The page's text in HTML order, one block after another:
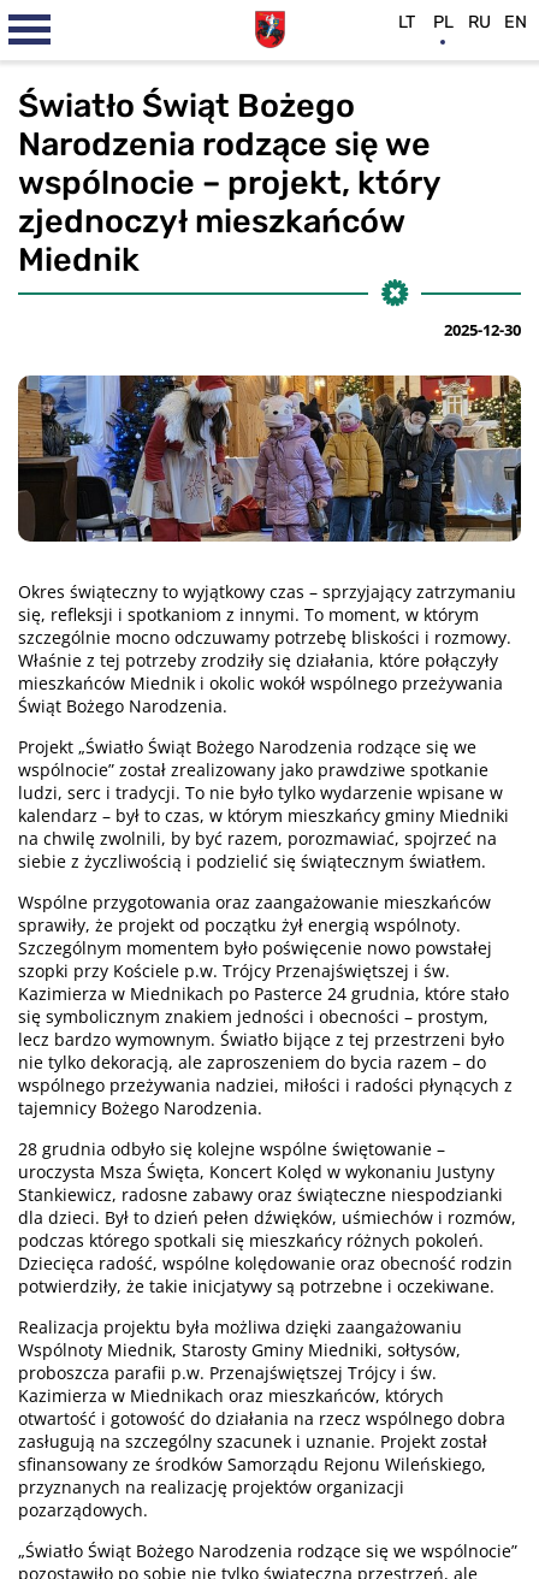
Światło Świąt Bożego
Narodzenia rodzące się we
wspólnocie – projekt, który
zjednoczył mieszkańców
Miednik
2025-12-30
Okres świąteczny to wyjątkowy czas – sprzyjający zatrzymaniu
się, refleksji i spotkaniom z innymi. To moment, w którym
szczególnie mocno odczuwamy potrzebę bliskości i rozmowy.
Właśnie z tej potrzeby zrodziły się działania, które połączyły
mieszkańców Miednik i okolic wokół wspólnego przeżywania
Świąt Bożego Narodzenia.
Projekt „Światło Świąt Bożego Narodzenia rodzące się we
wspólnocie” został zrealizowany jako prawdziwe spotkanie
ludzi, serc i tradycji. To nie było tylko wydarzenie wpisane w
kalendarz – był to czas, w którym mieszkańcy gminy Miedniki
na chwilę zwolnili, by być razem, porozmawiać, spojrzeć na
siebie z życzliwością i podzielić się świątecznym światłem.
Wspólne przygotowania oraz zaangażowanie mieszkańców
sprawiły, że projekt od początku żył energią wspólnoty.
Szczególnym momentem było poświęcenie nowo powstałej
szopki przy Kościele p.w. Trójcy Przenajświętszej i św.
Kazimierza w Miednikach po Pasterce 24 grudnia, które stało
się symbolicznym znakiem jedności i obecności – prostym,
lecz bardzo wymownym. Światło bijące z tej przestrzeni było
nie tylko dekoracją, ale zaproszeniem do bycia razem – do
wspólnego przeżywania nadziei, miłości i radości płynących z
tajemnicy Bożego Narodzenia.
28 grudnia odbyło się kolejne wspólne świętowanie –
uroczysta Msza Święta, Koncert Kolęd w wykonaniu Justyny
Stankiewicz, radosne zabawy oraz świąteczne niespodzianki
dla dzieci. Był to dzień pełen dźwięków, uśmiechów i rozmów,
podczas którego spotkali się mieszkańcy różnych pokoleń.
Dziecięca radość, wspólne kolędowanie oraz obecność rodzin
potwierdziły, że takie inicjatywy są potrzebne i oczekiwane.
Realizacja projektu była możliwa dzięki zaangażowaniu
Wspólnoty Miednik, Starosty Gminy Miedniki, sołtysów,
proboszcza parafii p.w. Przenajświętszej Trójcy i św.
Kazimierza w Miednikach oraz mieszkańców, których
otwartość i gotowość do działania na rzecz wspólnego dobra
zasługują na szczególny szacunek i uznanie. Projekt został
sfinansowany ze środków Samorządu Rejonu Wileńskiego,
przyznanych na realizację projektów organizacji
pozarządowych.
„Światło Świąt Bożego Narodzenia rodzące się we wspólnocie”
pozostawiło po sobie nie tylko świąteczną przestrzeń, ale
LT PL RU EN